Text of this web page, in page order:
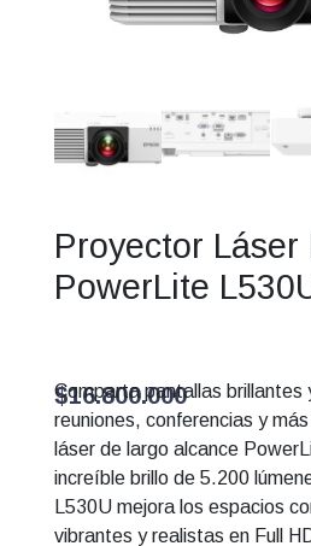
Proyector Láser
PowerLite
$16.800.000
Comparta pantallas brillantes
reuniones, conferencias y
láser de largo alcance
increíble brillo de 5.200
L530U mejora los espacios
vibrantes y realistas en Full